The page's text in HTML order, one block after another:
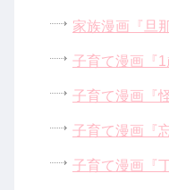
家族漫画『旦
子育て漫画『1
子育て漫画『
子育て漫画『
子育て漫画『